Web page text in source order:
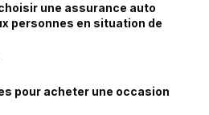
une assurance auto
personnes en situation de
pour acheter une occasion